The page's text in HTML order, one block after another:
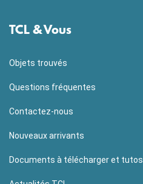
TCL & Vous
Objets trouvés
Questions fréquentes
Contactez-nous
Nouveaux arrivants
Documents à télécharger et tutos